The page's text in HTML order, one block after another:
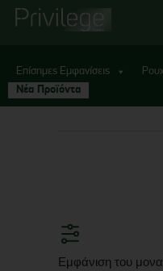
Επίσημες Εμφανίσεις
Νέα Προϊόντα
Εμφάνιση του